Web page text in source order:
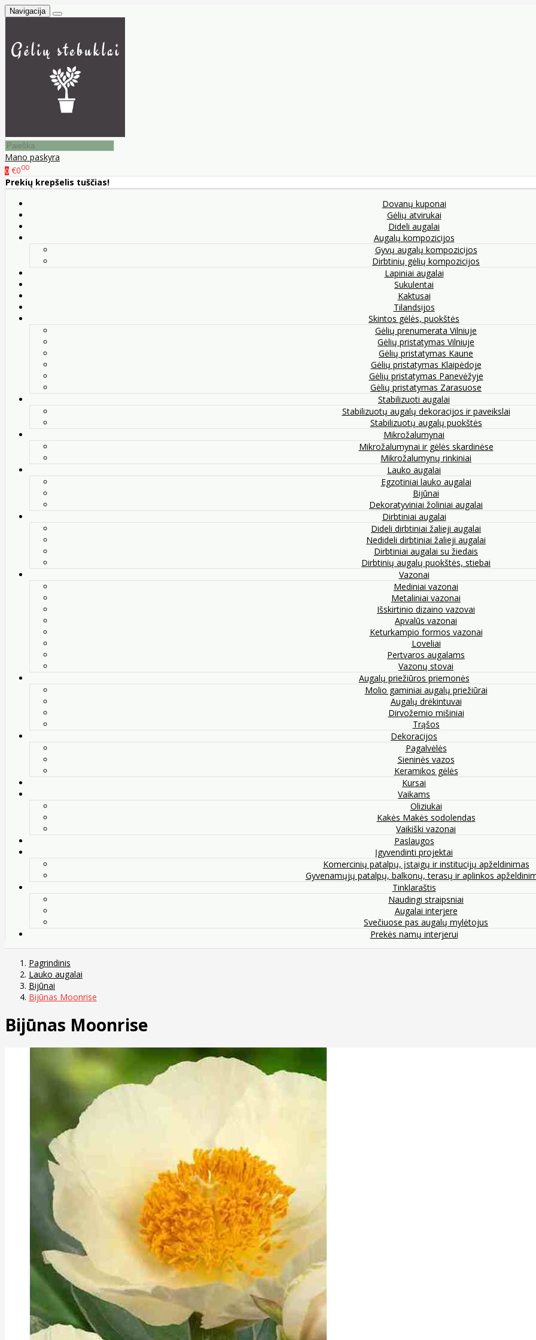
Navigacija
Mano paskyra
0 €000
Prekių krepšelis tuščias!
Dovanų kuponai
Gėlių atvirukai
Dideli augalai
Augalų kompozicijos
Gyvų augalų kompozicijos
Dirbtinių gėlių kompozicijos
Lapiniai augalai
Sukulentai
Kaktusai
Tilandsijos
Skintos gėlės, puokštės
Gėlių prenumerata Vilniuje
Gėlių pristatymas Vilniuje
Gėlių pristatymas Kaune
Gėlių pristatymas Klaipėdoje
Gėlių pristatymas Panevėžyje
Gėlių pristatymas Zarasuose
Stabilizuoti augalai
Stabilizuotų augalų dekoracijos ir paveikslai
Stabilizuotų augalų puokštės
Mikrožalumynai
Mikrožalumynai ir gėlės skardinėse
Mikrožalumynų rinkiniai
Lauko augalai
Egzotiniai lauko augalai
Bijūnai
Dekoratyviniai žoliniai augalai
Dirbtiniai augalai
Dideli dirbtiniai žalieji augalai
Nedideli dirbtiniai žalieji augalai
Dirbtiniai augalai su žiedais
Dirbtinių augalų puokštės, stiebai
Vazonai
Mediniai vazonai
Metaliniai vazonai
Išskirtinio dizaino vazovai
Apvalūs vazonai
Keturkampio formos vazonai
Loveliai
Pertvaros augalams
Vazonų stovai
Augalų priežiūros priemonės
Molio gaminiai augalų priežiūrai
Augalų drėkintuvai
Dirvožemio mišiniai
Trąšos
Dekoracijos
Pagalvėlės
Sieninės vazos
Keramikos gėlės
Kursai
Vaikams
Oliziukai
Kakės Makės sodolendas
Vaikiški vazonai
Paslaugos
Įgyvendinti projektai
Komercinių patalpų, įstaigų ir institucijų apželdinimas
Gyvenamųjų patalpų, balkonų, terasų ir aplinkos
Tinklaraštis
Naudingi straipsniai
Augalai interjere
Svečiuose pas augalų mylėtojus
Prekės namų interjerui
Pagrindinis
Lauko augalai
Bijūnai
Bijūnas Moonrise
Bijūnas Moonrise